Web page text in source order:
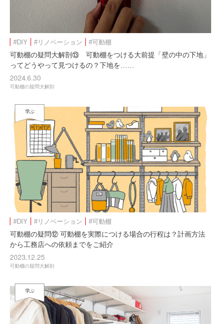
#DIY #リノベーション #可動棚
可動棚の疑問大解剖⑬ 可動棚をつける大前提「壁の中の下地」
ってどうやって見つけるの？下地を……
2024.6.30
可動棚の疑問大解剖
学ぶ
#DIY #リノベーション #可動棚
可動棚の疑問⑫ 可動棚を実際につける場合の行程は？計画方法
から工務店への依頼までをご紹介
2023.12.25
可動棚の疑問大解剖
学ぶ